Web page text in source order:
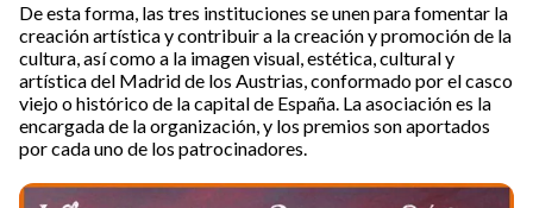
De esta forma, las tres instituciones se unen para fomentar la
creación artística y contribuir a la creación y promoción de la
cultura, así como a la imagen visual, estética, cultural y
artística del Madrid de los Austrias, conformado por el casco
viejo o histórico de la capital de España. La asociación es la
encargada de la organización, y los premios son aportados
por cada uno de los patrocinadores.